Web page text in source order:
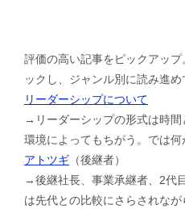
評価の高い記事をピックアッ
ックし、ジャンル別に読み進め
リーダーシップについて
→リーダーシップの形式は時
環境によってもちがう。では
アトツギ （後継者）
→後継社長、事業承継者、2代
は先代との比較にさらされな